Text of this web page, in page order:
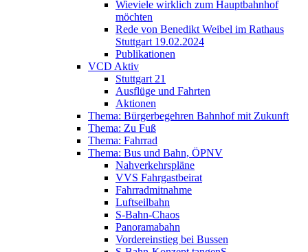
Wieviele wirklich zum Hauptbahnhof
möchten
Rede von Benedikt Weibel im Rathaus
Stuttgart 19.02.2024
Publikationen
VCD Aktiv
Stuttgart 21
Ausflüge und Fahrten
Aktionen
Thema: Bürgerbegehren Bahnhof mit Zukunft
Thema: Zu Fuß
Thema: Fahrrad
Thema: Bus und Bahn, ÖPNV
Nahverkehrspläne
VVS Fahrgastbeirat
Fahrradmitnahme
Luftseilbahn
S-Bahn-Chaos
Panoramabahn
Vordereinstieg bei Bussen